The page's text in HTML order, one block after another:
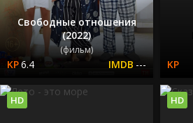
Свободные отношения
(2022)
(фильм)
6.4 ---
HD HD